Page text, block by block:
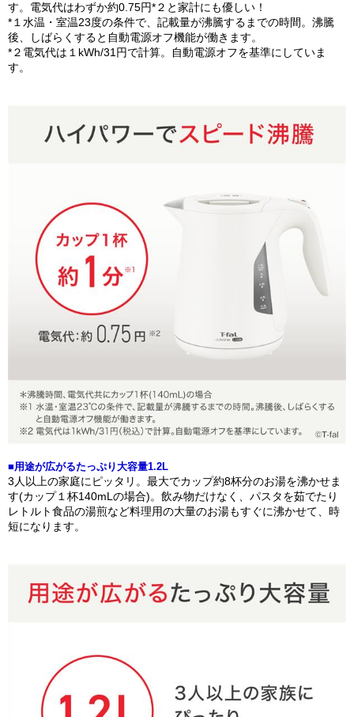
す。電気代はわずか約0.75円*２と家計にも優しい！
*１水温・室温23度の条件で、記載量が沸騰するまでの時間。沸騰
後、しばらくすると自動電源オフ機能が働きます。
*２電気代は１kWh/31円で計算。自動電源オフを基準にしていま
す。
■用途が広がるたっぷり大容量1.2L
3人以上の家庭にピッタリ。最大でカップ約8杯分のお湯を沸かせま
す(カップ１杯140mLの場合)。飲み物だけなく、パスタを茹でたり
レトルト食品の湯煎など料理用の大量のお湯もすぐに沸かせて、時
短になります。